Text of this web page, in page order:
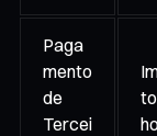
Paga
mento
de
Tercei